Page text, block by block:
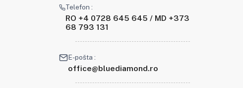
Telefon :
RO +4 0728 645 645 / MD +373
68 793 131
E-pošta :
office@bluediamond.ro